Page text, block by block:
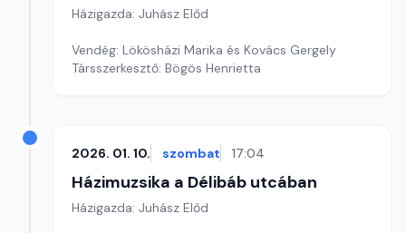
Házigazda: Juhász Előd
Vendég: Lökösházi Marika és Kovács Gergely
Társszerkesztő: Bögös Henrietta
2026. 01. 10. szombat 17:04
Házimuzsika a Délibáb utcában
Házigazda: Juhász Előd